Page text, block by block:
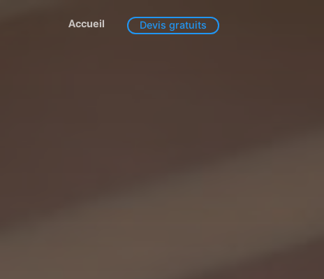
Accueil Devis gratuits